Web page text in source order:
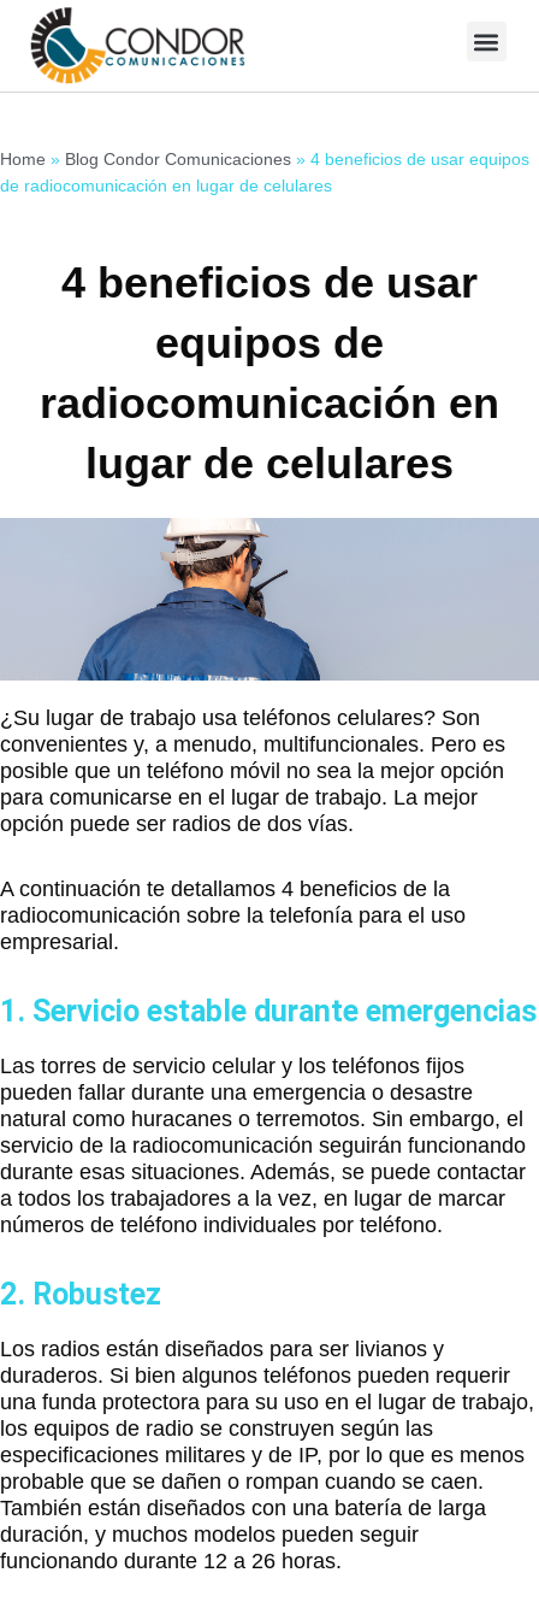
content
Home » Blog Condor Comunicaciones » 4 beneficios de usar equipos
de radiocomunicación en lugar de celulares
4 beneficios de usar
equipos de
radiocomunicación en
lugar de celulares
¿Su lugar de trabajo usa teléfonos celulares? Son
convenientes y, a menudo, multifuncionales. Pero es
posible que un teléfono móvil no sea la mejor opción
para comunicarse en el lugar de trabajo. La mejor
opción puede ser radios de dos vías.
A continuación te detallamos 4 beneficios de la
radiocomunicación sobre la telefonía para el uso
empresarial.
1. Servicio estable durante emergencias
Las torres de servicio celular y los teléfonos fijos
pueden fallar durante una emergencia o desastre
natural como huracanes o terremotos. Sin embargo, el
servicio de la radiocomunicación seguirán funcionando
durante esas situaciones. Además, se puede contactar
a todos los trabajadores a la vez, en lugar de marcar
números de teléfono individuales por teléfono.
2. Robustez
Los radios están diseñados para ser livianos y
duraderos. Si bien algunos teléfonos pueden requerir
una funda protectora para su uso en el lugar de trabajo,
los equipos de radio se construyen según las
especificaciones militares y de IP, por lo que es menos
probable que se dañen o rompan cuando se caen.
También están diseñados con una batería de larga
duración, y muchos modelos pueden seguir
funcionando durante 12 a 26 horas.